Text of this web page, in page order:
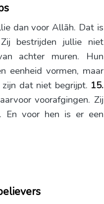
dan voor Allāh. Dat is
Zij bestrijden jullie niet
achter muren. Hun
eenheid vormen, maar
dat niet begrijpt. 15.
voorafgingen. Zij
En voor hen is er een